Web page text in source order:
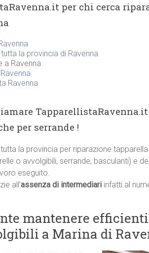
per chi cerca
la provincia di Ravenna
a Ravenna
Ravenna
per serrande !
tutta la provincia per riparazione
o avvolgibili, serrande, basculanti) e
eseguito.
all’assenza di intermediari infatti al
mantenere
a Marina di